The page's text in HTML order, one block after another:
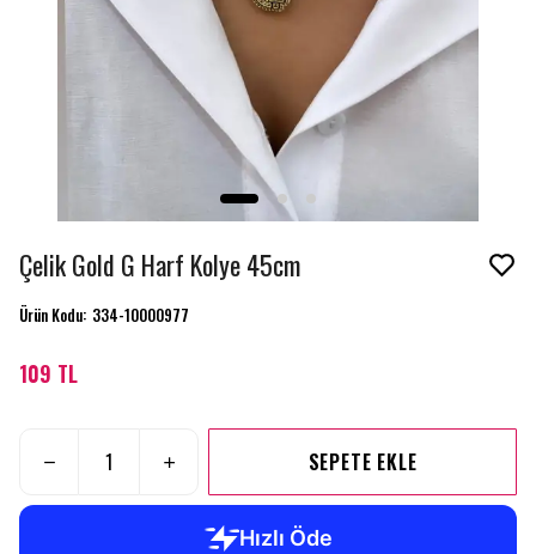
Çelik Gold G Harf Kolye 45cm
Ürün Kodu: 334-10000977
109 TL
SEPETE EKLE